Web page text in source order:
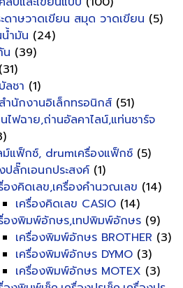
ดาษวาดเขียน สมุด วาดเขียน (5)
ำมัน (24)
(39)
(31)
ลชา (1)
นักงานอิเล็กทรอนิกส์ (51)
ไฟฉาย,ถ่านอัลคาไลน์,แท่นชาร์จ
แฟ็กซ์, drumเครื่องแฟ็กซ์ (5)
ปลั๊กเอนกประสงค์ (1)
องคิดเลข,เครื่องคำนวณเลข (14)
เครื่องคิดเลข CASIO (14)
องพิมพ์อักษร,เทปพิมพ์อักษร (9)
เครื่องพิมพ์อักษร BROTHER (3)
เครื่องพิมพ์อักษร DYMO (3)
เครื่องพิมพ์อักษร MOTEX (3)